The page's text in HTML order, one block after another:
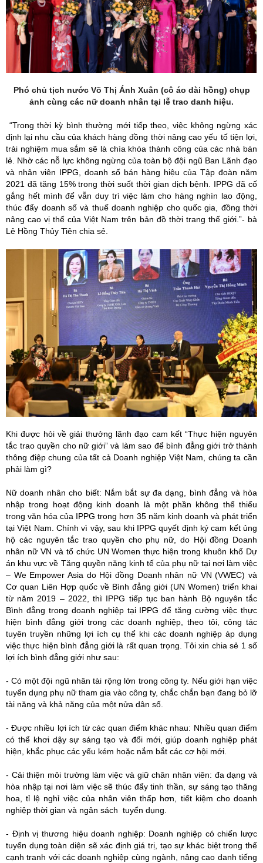
Phó chủ tịch nước Võ Thị Ánh Xuân (cô áo dài hồng) chụp
ảnh cùng các nữ doanh nhân tại lễ trao danh hiệu.
“Trong thời kỳ bình thường mới tiếp theo, việc không ngừng xác
định lại nhu cầu của khách hàng đồng thời nâng cao yếu tố tiện lợi,
trải nghiệm mua sắm sẽ là chìa khóa thành công của các nhà bán
lẻ. Nhờ các nỗ lực không ngừng của toàn bộ đội ngũ Ban Lãnh đạo
và nhân viên IPPG, doanh số bán hàng hiệu của Tập đoàn năm
2021 đã tăng 15% trong thời suốt thời gian dịch bệnh. IPPG đã cố
gắng hết mình để vẫn duy trì việc làm cho hàng nghìn lao động,
thúc đẩy doanh số và thuế doanh nghiệp cho quốc gia, đồng thời
nâng cao vị thế của Việt Nam trên bản đồ thời trang thế giới.”- bà
Lê Hồng Thủy Tiên chia sẻ.
Khi được hỏi về giải thưởng lãnh đạo cam kết “Thực hiện nguyên
tắc trao quyền cho nữ giới” và làm sao để bình đẳng giới trở thành
thông điệp chung của tất cả Doanh nghiệp Việt Nam, chúng ta cần
phải làm gì?
Nữ doanh nhân cho biết: Nắm bắt sự đa dạng, bình đẳng và hòa
nhập trong hoạt động kinh doanh là một phần không thể thiếu
trong văn hóa của IPPG trong hơn 35 năm kinh doanh và phát triển
tại Việt Nam. Chính vì vậy, sau khi IPPG quyết định ký cam kết ủng
hộ các nguyên tắc trao quyền cho phụ nữ, do Hội đồng Doanh
nhân nữ VN và tổ chức UN Women thực hiện trong khuôn khổ Dự
án khu vực về Tăng quyền năng kinh tế của phụ nữ tại nơi làm việc
– We Empower Asia do Hội đồng Doanh nhân nữ VN (VWEC) và
Cơ quan Liên Hợp quốc về Bình đẳng giới (UN Women) triển khai
từ năm 2019 – 2022, thì IPPG tiếp tục ban hành Bộ nguyên tắc
Bình đẳng trong doanh nghiệp tại IPPG để tăng cường việc thực
hiện bình đẳng giới trong các doanh nghiệp, theo tôi, công tác
tuyên truyền những lợi ích cụ thể khi các doanh nghiệp áp dụng
việc thực hiện bình đẳng giới là rất quan trọng. Tôi xin chia sẻ 1 số
lợi ích bình đẳng giới như sau:
- Có một đội ngũ nhân tài rộng lớn trong công ty. Nếu giới hạn việc
tuyển dụng phụ nữ tham gia vào công ty, chắc chắn bạn đang bỏ lỡ
tài năng và khả năng của một nửa dân số.
- Được nhiều lợi ích từ các quan điểm khác nhau: Nhiều quan điểm
có thể khơi dậy sự sáng tạo và đổi mới, giúp doanh nghiệp phát
hiện, khắc phục các yếu kém hoặc nắm bắt các cơ hội mới.
- Cải thiện môi trường làm việc và giữ chân nhân viên: đa dạng và
hòa nhập tại nơi làm việc sẽ thúc đẩy tinh thần, sự sáng tạo thăng
hoa, tỉ lệ nghỉ việc của nhân viên thấp hơn, tiết kiệm cho doanh
nghiệp thời gian và ngân sách tuyển dụng.
- Định vị thương hiệu doanh nghiệp: Doanh nghiệp có chiến lược
tuyển dụng toàn diện sẽ xác định giá trị, tạo sự khác biệt trong thế
cạnh tranh với các doanh nghiệp cùng ngành, nâng cao danh tiếng